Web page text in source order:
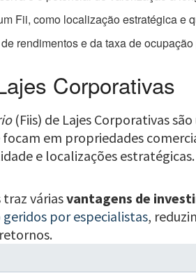
Fii, como localização estratégica e
rendimentos e da taxa de
Corporativas
(Fiis) de Lajes Corporativas
em propriedades
e localizações estratégicas.
traz váriasvantagens de
geridos por especialistas,